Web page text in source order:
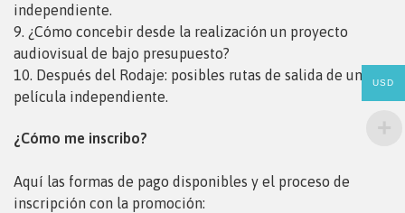
independiente.
9. ¿Cómo concebir desde la realización un proyecto
audiovisual de bajo presupuesto?
10. Después del Rodaje: posibles rutas de salida de una
película independiente.
¿Cómo me inscribo?
Aquí las formas de pago disponibles y el proceso de
inscripción con la promoción:
USD